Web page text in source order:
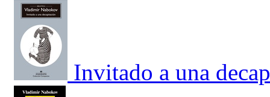
Invitado a una